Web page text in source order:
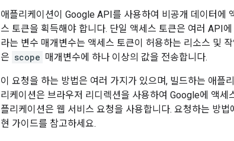
애플리케이션이 Google API를 사용하여 비공개 데이터에
스 토큰을 획득해야 합니다. 단일 액세스 토큰은 여러 API
라는 변수 매개변수는 액세스 토큰이 허용하는 리소스 및
은 scope 매개변수에 하나 이상의 값을 전송합니다.
이 요청을 하는 방법은 여러 가지가 있으며, 빌드하는 애
리케이션은 브라우저 리디렉션을 사용하여 Google에 액
플리케이션은 웹 서비스 요청을 사용합니다. 요청하는 방법
현 가이드를 참고하세요.